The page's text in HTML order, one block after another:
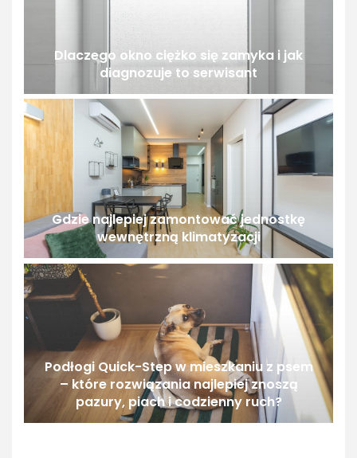
Dlaczego okno ciężko się zamyka i jak
diagnozuje to serwisant
Gdzie najlepiej zamontować jednostkę
wewnętrzną klimatyzacji
Podłogi Quick-Step w mieszkaniu z psem
– które rozwiązania najlepiej znoszą
pazury, piach i codzienny ruch?